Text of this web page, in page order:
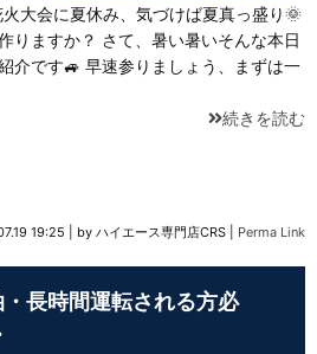
大会に夏休み、気づけば夏真っ盛り🌞
りますか？ さて、暑い暑いそんな本日
介です🚙 早速参りましょう、まずは一
続きを読む
19:25 by ハイエース専門店CRS Perma Link
長時間運転される方必